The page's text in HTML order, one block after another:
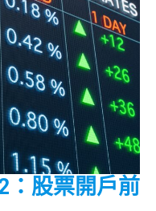
：股票開戶前